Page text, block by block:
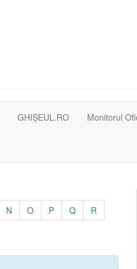
GHIȘEUL.RO Monitorul
N O P Q
R